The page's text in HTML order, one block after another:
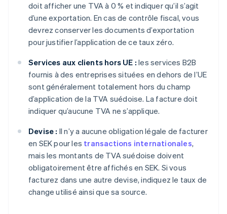
doit afficher une TVA à 0 % et indiquer qu’il s’agit
d’une exportation. En cas de contrôle fiscal, vous
devrez conserver les documents d’exportation
pour justifier l’application de ce taux zéro.
Services aux clients hors UE : les services B2B
fournis à des entreprises situées en dehors de l’UE
sont généralement totalement hors du champ
d’application de la TVA suédoise. La facture doit
indiquer qu’aucune TVA ne s’applique.
Devise : Il n’y a aucune obligation légale de facturer
en SEK pour les transactions internationales,
mais les montants de TVA suédoise doivent
obligatoirement être affichés en SEK. Si vous
facturez dans une autre devise, indiquez le taux de
change utilisé ainsi que sa source.